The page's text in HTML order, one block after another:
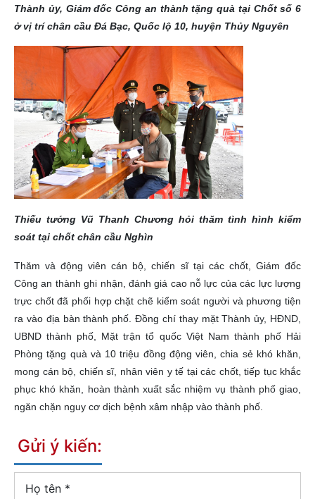
Thành ủy, Giám đốc Công an thành tặng quà tại Chốt số 6
ở vị trí chân cầu Đá Bạc, Quốc lộ 10, huyện Thủy Nguyên
Thiếu tướng Vũ Thanh Chương hỏi thăm tình hình kiểm
soát tại chốt chân cầu Nghìn
Thăm và động viên cán bộ, chiến sĩ tại các chốt, Giám đốc
Công an thành ghi nhận, đánh giá cao nỗ lực của các lực lượng
trực chốt đã phối hợp chặt chẽ kiểm soát người và phương tiện
ra vào địa bàn thành phố. Đồng chí thay mặt Thành ủy, HĐND,
UBND thành phố, Mặt trận tổ quốc Việt Nam thành phố Hải
Phòng tặng quà và 10 triệu đồng động viên, chia sẻ khó khăn,
mong cán bộ, chiến sĩ, nhân viên y tế tại các chốt, tiếp tục khắc
phục khó khăn, hoàn thành xuất sắc nhiệm vụ thành phố giao,
ngăn chặn nguy cơ dịch bệnh xâm nhập vào thành phố.
Gửi ý kiến:
Họ tên *